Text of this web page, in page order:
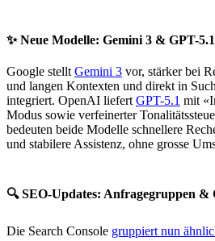
✨Neue Modelle: Gemini 3 & GPT-5.1
Google stellt Gemini 3 vor, stärker bei
und langen Kontexten und direkt in
integriert. OpenAI liefert GPT-5.1 mit
Modus sowie verfeinerter
bedeuten beide Modelle schnellere
und stabilere Assistenz, ohne grosse
🔍SEO-Updates: Anfragegruppen &
Die Search Console gruppiert nun